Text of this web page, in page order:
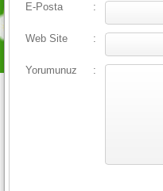
E-Posta :
Web Site :
Yorumunuz :